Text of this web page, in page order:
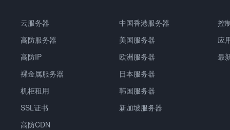
云服务器
高防服务器
高防IP
裸金属服务器
机柜租用
SSL证书
高防CDN
中国香港服务器
美国服务器
欧洲服务器
日本服务器
韩国服务器
新加坡服务器
控
应
最